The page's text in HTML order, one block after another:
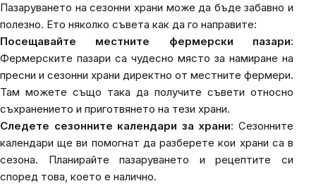
Пазаруването на сезонни храни може да бъде забавно и
полезно. Ето няколко съвета как да го направите:
Посещавайте местните фермерски пазари:
Фермерските пазари са чудесно място за намиране на
пресни и сезонни храни директно от местните фермери.
Там можете също така да получите съвети относно
съхранението и приготвянето на тези храни.
Следете сезонните календари за храни: Сезонните
календари ще ви помогнат да разберете кои храни са в
сезона. Планирайте пазаруването и рецептите си
според това, което е налично.